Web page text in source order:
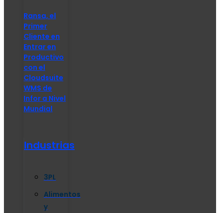
Ransa, el
Primer
Cliente en
Entrar en
Productivo
con el
Cloudsuite
WMS de
Infor a Nivel
Mundial
Industrias
3PL
Alimentos
y